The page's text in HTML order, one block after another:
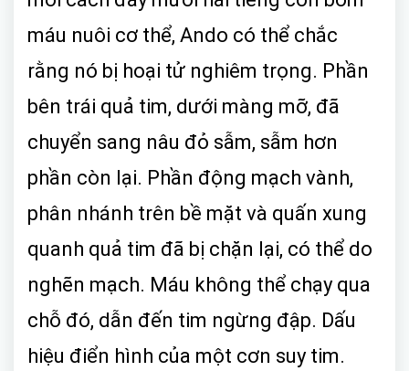
máu nuôi cơ thể, Ando có thể chắc
rằng nó bị hoại tử nghiêm trọng. Phần
bên trái quả tim, dưới màng mỡ, đã
chuyển sang nâu đỏ sẫm, sẫm hơn
phần còn lại. Phần động mạch vành,
phân nhánh trên bề mặt và quấn xung
quanh quả tim đã bị chặn lại, có thể do
nghẽn mạch. Máu không thể chạy qua
chỗ đó, dẫn đến tim ngừng đập. Dấu
hiệu điển hình của một cơn suy tim.